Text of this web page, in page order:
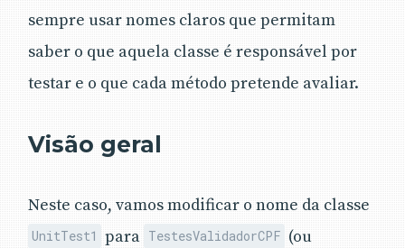
sempre usar nomes claros que permitam
saber o que aquela classe é responsável por
testar e o que cada método pretende avaliar.
Visão geral
Neste caso, vamos modificar o nome da classe
UnitTest1 para TestesValidadorCPF (ou